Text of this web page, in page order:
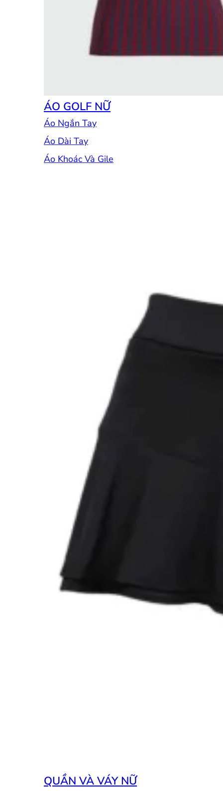
ÁO GOLF NỮ
Áo Ngắn Tay
Áo Dài Tay
Áo Khoác Và Gile
QUẦN VÀ VÁY NỮ